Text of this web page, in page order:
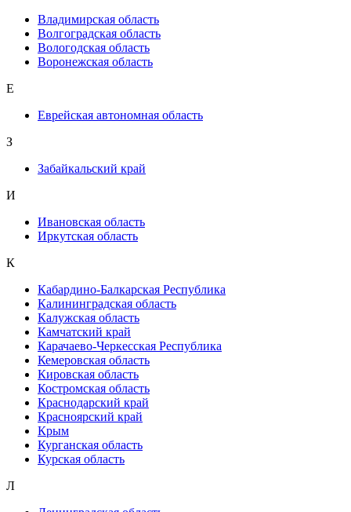
Владимирская область
Волгоградская область
Вологодская область
Воронежская область
Е
Еврейская автономная область
З
Забайкальский край
И
Ивановская область
Иркутская область
К
Кабардино-Балкарская Республика
Калининградская область
Калужская область
Камчатский край
Карачаево-Черкесская Республика
Кемеровская область
Кировская область
Костромская область
Краснодарский край
Красноярский край
Крым
Курганская область
Курская область
Л